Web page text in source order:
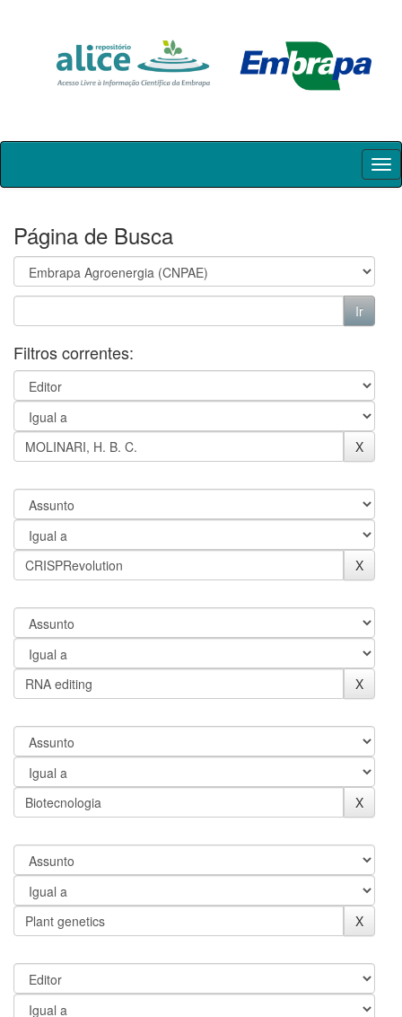
Skip
Página de Busca
Filtros correntes: